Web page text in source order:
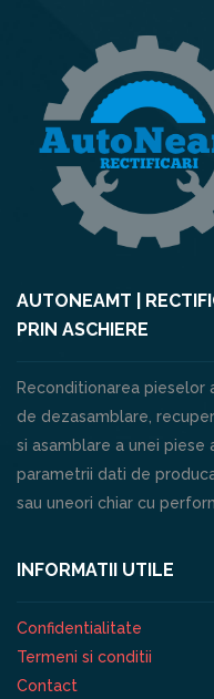
AUTONEAMT |
PRIN ASCHIERE
Reconditionarea pieselor
de dezasamblare,
si asamblare a unei piese
parametrii dati de
sau uneori chiar cu
INFORMATII UTILE
Confidentialitate
Termeni si conditii
Contact